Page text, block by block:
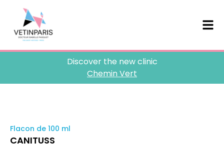
Discover the new clinic
Chemin Vert
Flacon de 100 ml
CANITUSS